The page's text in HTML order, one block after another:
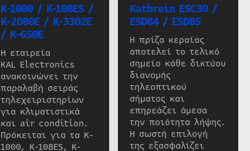
K-1000 / K-108ES /
K-2080E / K-3302E
/ K-650E
Η εταιρεία
KAL Electronics
ανακοινώνει την
παραλαβή σειράς
τηλεχειριστηρίων
για κλιματιστικά
και air condition.
Πρόκειται για τα K-
1000, K-108ES, K-
Kathrein ESC30 /
ESD84 / ESD85
Η πρίζα κεραίας
αποτελεί το τελικό
σημείο κάθε δικτύου
διανομής
τηλεοπτικού
σήματος και
επηρεάζει άμεσα
την ποιότητα λήψης.
Η σωστή επιλογή
της εξασφαλίζει